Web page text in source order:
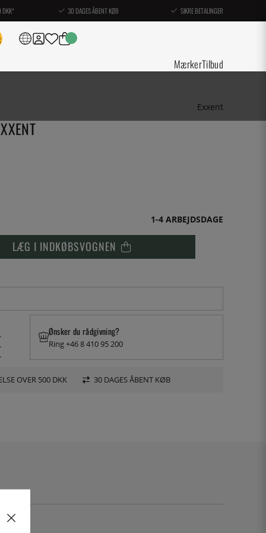
DKK* 30 DAGES ÅBENT KØB SIKRE BETALINGER
MærkerTilbud
Exxent
1-4 ARBEJDSDAGE
LÆG I INDKØBSVOGNEN
Ønsker du rådgivning?
Ring +46 8 410 95 200
OVER 500 DKK 30 DAGES ÅBENT KØB